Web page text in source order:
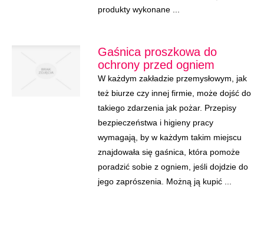
produkty wykonane ...
Gaśnica proszkowa do
ochrony przed ogniem
W każdym zakładzie przemysłowym, jak
też biurze czy innej firmie, może dojść do
takiego zdarzenia jak pożar. Przepisy
bezpieczeństwa i higieny pracy
wymagają, by w każdym takim miejscu
znajdowała się gaśnica, która pomoże
poradzić sobie z ogniem, jeśli dojdzie do
jego zaprószenia. Możną ją kupić ...